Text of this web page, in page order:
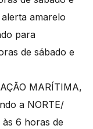
amarelo
para
de sábado e
MARÍTIMA,
a NORTE/
às 6 horas de